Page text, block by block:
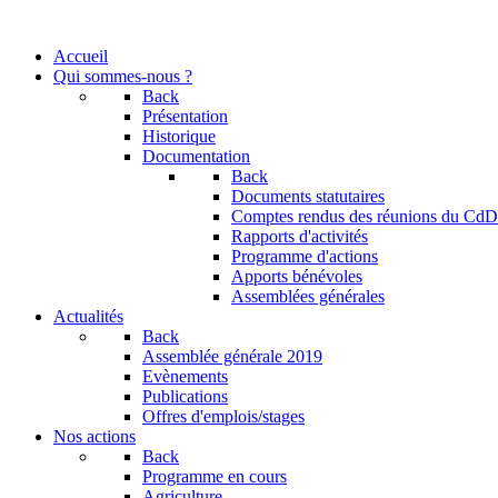
Accueil
Qui sommes-nous ?
Back
Présentation
Historique
Documentation
Back
Documents statutaires
Comptes rendus des réunions du CdD
Rapports d'activités
Programme d'actions
Apports bénévoles
Assemblées générales
Actualités
Back
Assemblée générale 2019
Evènements
Publications
Offres d'emplois/stages
Nos actions
Back
Programme en cours